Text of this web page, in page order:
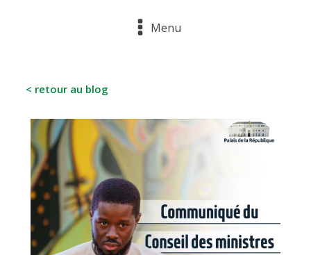
Menu
< retour au blog